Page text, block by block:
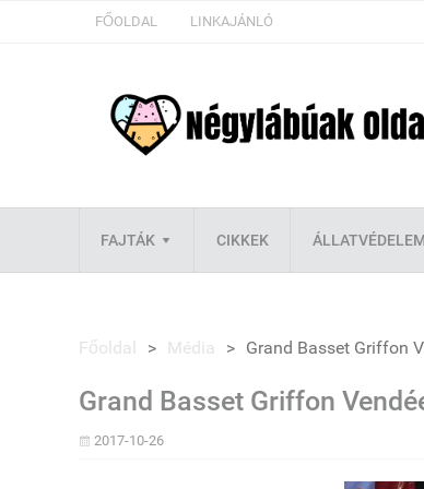
FŐOLDAL LINKAJÁNLÓ
FAJTÁK CIKKEK ÁLLATVÉDELEM
Főoldal > Média > Grand Basset Griffon
Grand Basset Griffon
2017-10-26